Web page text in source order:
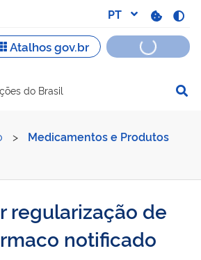
de navegação
do Brasil
>
Medicamentos e Produtos
regularização de
notificado